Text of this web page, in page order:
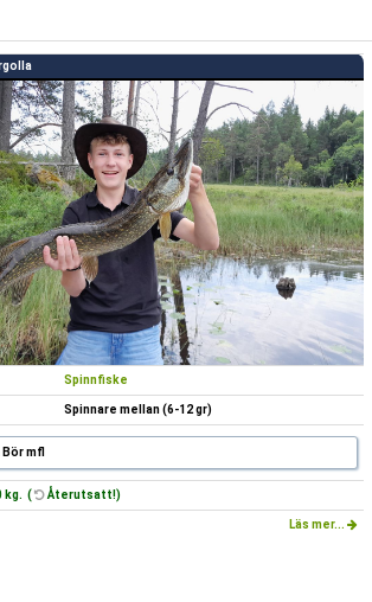
Spinnfiske
Spinnare mellan (6-12 gr)
mfl
kg. ( Återutsatt!)
Läs mer...